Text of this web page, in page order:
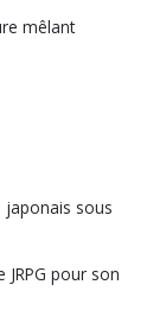
mêlant
japonais sous
pour son